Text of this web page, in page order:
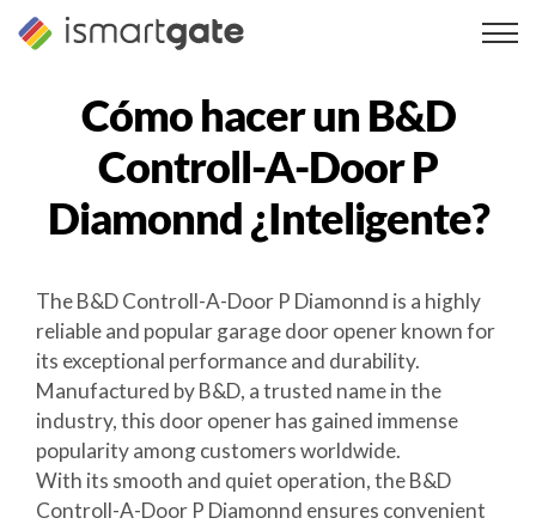
Cómo hacer un B&D
Controll-A-Door P
Diamonnd¿Inteligente?
The B&D Controll-A-Door P Diamonnd is a highly
reliable and popular garage door opener known for
its exceptional performance and durability.
Manufactured by B&D, a trusted name in the
industry, this door opener has gained immense
popularity among customers worldwide.
With its smooth and quiet operation, the B&D
Controll-A-Door P Diamonnd ensures convenient